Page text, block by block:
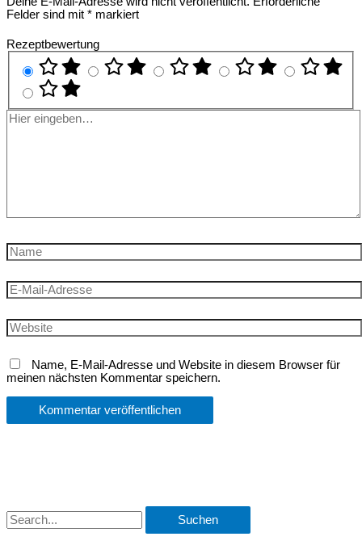
Felder sind mit * markiert
Rezeptbewertung
Hier
eingeben…
Name
E-
Mail-
Website
Name, E-Mail-Adresse und Website in diesem Browser für
meinen nächsten Kommentar speichern.
S